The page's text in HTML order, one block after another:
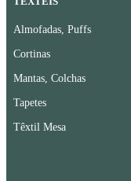
Almofadas, Puffs
Cortinas
Mantas, Colchas
Tapetes
Têxtil Mesa